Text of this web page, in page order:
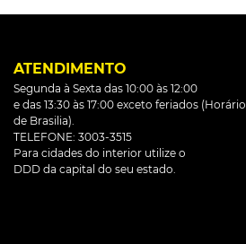
ATENDIMENTO
Segunda à Sexta das 10:00 às 12:00
e das 13:30 às 17:00 exceto feriados (Horário
de Brasilia).
TELEFONE: 3003-3515
Para cidades do interior utilize o
DDD da capital do seu estado.